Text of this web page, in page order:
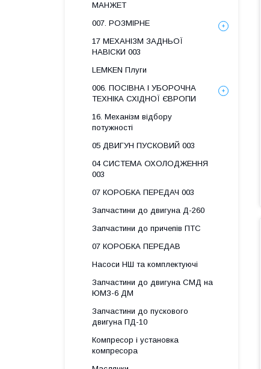
МАНЖЕТ
007. РОЗМІРНЕ
17 МЕХАНІЗМ ЗАДНЬОЇ
НАВІСКИ 003
LEMKEN Плуги
006. ПОСІВНА І УБОРОЧНА
ТЕХНІКА СХІДНОЇ ЄВРОПИ
16. Механізм відбору
потужності
05 ДВИГУН ПУСКОВИЙ 003
04 СИСТЕМА ОХОЛОДЖЕННЯ
003
07 КОРОБКА ПЕРЕДАЧ 003
Запчастини до двигуна Д-260
Запчастини до причепів ПТС
07 КОРОБКА ПЕРЕДАВ
Насоси НШ та комплектуючі
Запчастини до двигуна СМД на
ЮМЗ-6 ДМ
Запчастини до пускового
двигуна ПД-10
Компресор і установка
компресора